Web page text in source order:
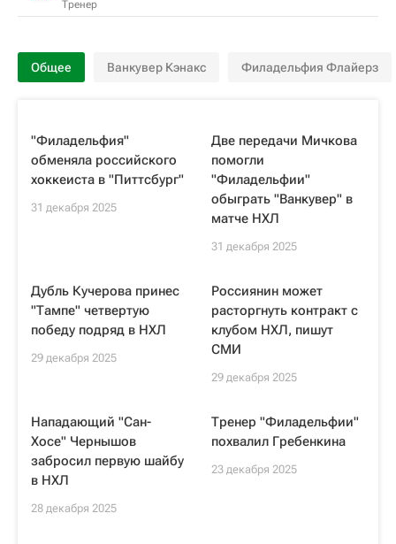
Тренер
Общее Ванкувер Кэнакс Филадельфия Флайерз
"Филадельфия"
обменяла российского
хоккеиста в "Питтсбург"
31 декабря 2025
Две передачи Мичкова
помогли
"Филадельфии"
обыграть "Ванкувер" в
матче НХЛ
31 декабря 2025
Дубль Кучерова принес
"Тампе" четвертую
победу подряд в НХЛ
29 декабря 2025
Россиянин может
расторгнуть контракт с
клубом НХЛ, пишут
СМИ
29 декабря 2025
Нападающий "Сан-
Хосе" Чернышов
забросил первую шайбу
в НХЛ
28 декабря 2025
Тренер "Филадельфии"
похвалил Гребенкина
23 декабря 2025